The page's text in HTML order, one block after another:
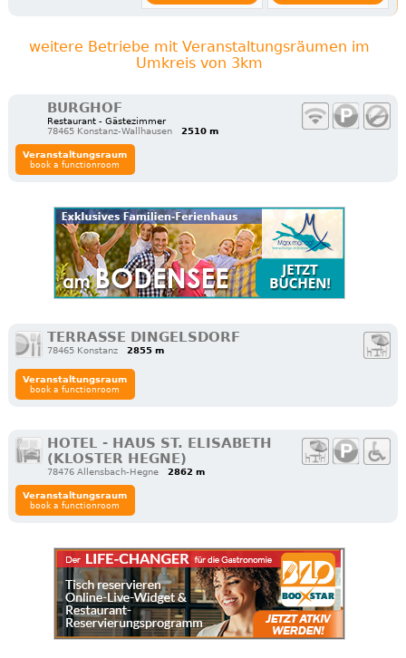
weitere Betriebe mit Veranstaltungsräumen im
Umkreis von 3km
BURGHOF
Restaurant - Gästezimmer
78465 Konstanz-Wallhausen
2510 m
Veranstaltungsraum
book a functionroom
TERRASSE DINGELSDORF
78465 Konstanz 2855 m
Veranstaltungsraum
book a functionroom
HOTEL - HAUS ST. ELISABETH
(KLOSTER HEGNE)
78476 Allensbach-Hegne 2862 m
Veranstaltungsraum
book a functionroom